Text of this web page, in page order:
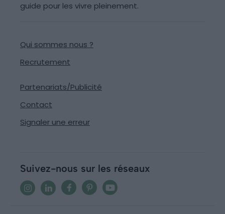
guide pour les vivre pleinement.
Qui sommes nous ?
Recrutement
Partenariats/Publicité
Contact
Signaler une erreur
Suivez-nous sur les réseaux